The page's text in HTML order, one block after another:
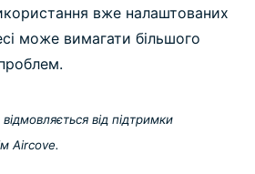
вже налаштованих
може вимагати більшого
від підтримки
Aircove.